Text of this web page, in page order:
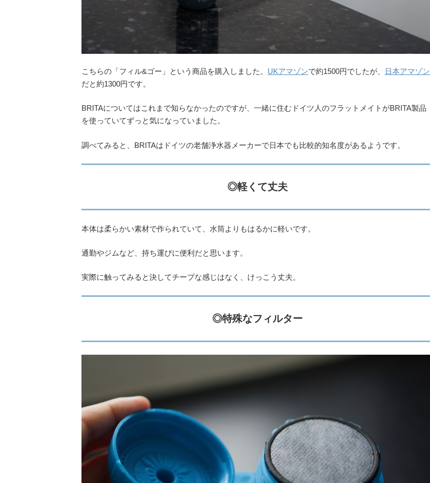
こちらの「フィル&ゴー」という商品を購入しました。 UKアマゾンで約1500円でしたが、
日本アマゾン
だと約1300円です。
BRITAについてはこれまで知らなかったのですが、一緒に住むドイツ人のフラットメイトがBRITA製品
を使っていてずっと気になっていました。
調べてみると、BRITAはドイツの老舗浄水器メーカーで日本でも比較的知名度があるようです。
◎軽くて丈夫
本体は柔らかい素材で作られていて、水筒よりもはるかに軽いです。
通勤やジムなど、持ち運びに便利だと思います。
実際に触ってみると決してチープな感じはなく、けっこう丈夫。
◎特殊なフィルター